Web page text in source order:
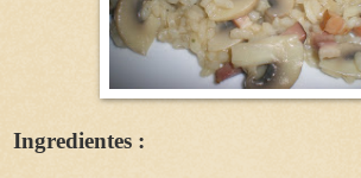
Ingredientes :